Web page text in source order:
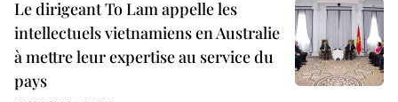
Le dirigeant To Lam appelle les
intellectuels vietnamiens en Australie
à mettre leur expertise au service du
pays